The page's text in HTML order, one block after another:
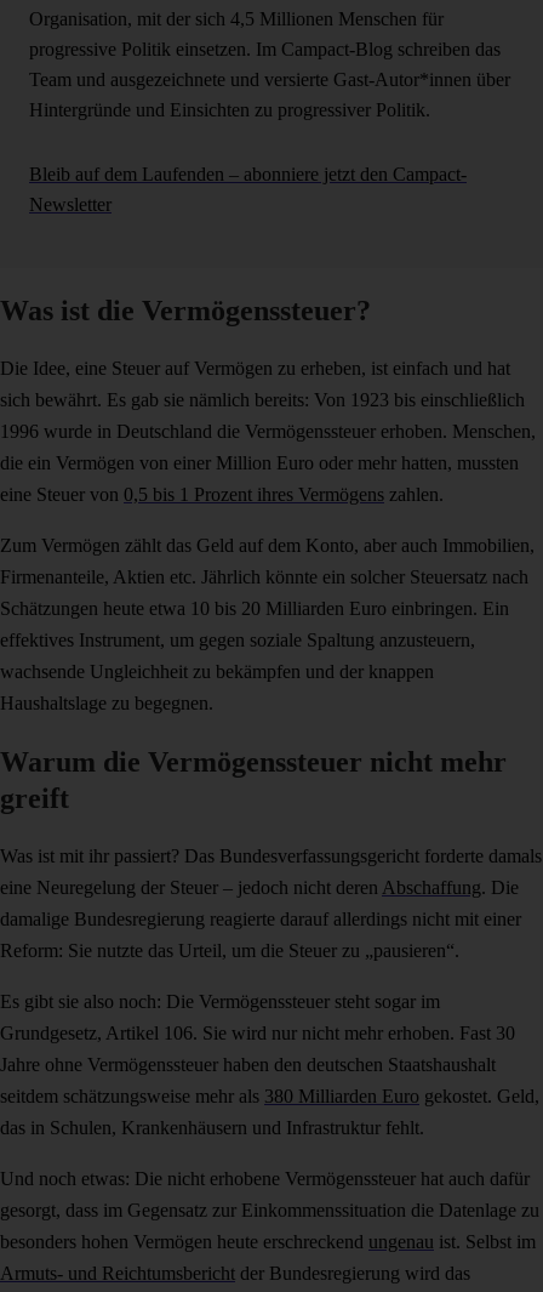
Organisation, mit der sich 4,5 Millionen Menschen für
progressive Politik einsetzen. Im Campact-Blog schreiben das
Team und ausgezeichnete und versierte Gast-Autor*innen über
Hintergründe und Einsichten zu progressiver Politik.
Bleib auf dem Laufenden – abonniere jetzt den Campact-
Newsletter
Was ist die Vermögenssteuer?
Die Idee, eine Steuer auf Vermögen zu erheben, ist einfach und hat
sich bewährt. Es gab sie nämlich bereits: Von 1923 bis einschließlich
1996 wurde in Deutschland die Vermögenssteuer erhoben. Menschen,
die ein Vermögen von einer Million Euro oder mehr hatten, mussten
eine Steuer von 0,5 bis 1 Prozent ihres Vermögens zahlen.
Zum Vermögen zählt das Geld auf dem Konto, aber auch Immobilien,
Firmenanteile, Aktien etc. Jährlich könnte ein solcher Steuersatz nach
Schätzungen heute etwa 10 bis 20 Milliarden Euro einbringen. Ein
effektives Instrument, um gegen soziale Spaltung anzusteuern,
wachsende Ungleichheit zu bekämpfen und der knappen
Haushaltslage zu begegnen.
Warum die Vermögenssteuer nicht mehr
greift
Was ist mit ihr passiert? Das Bundesverfassungsgericht forderte damals
eine Neuregelung der Steuer – jedoch nicht deren Abschaffung. Die
damalige Bundesregierung reagierte darauf allerdings nicht mit einer
Reform: Sie nutzte das Urteil, um die Steuer zu „pausieren“.
Es gibt sie also noch: Die Vermögenssteuer steht sogar im
Grundgesetz, Artikel 106. Sie wird nur nicht mehr erhoben. Fast 30
Jahre ohne Vermögenssteuer haben den deutschen Staatshaushalt
seitdem schätzungsweise mehr als 380 Milliarden Euro gekostet. Geld,
das in Schulen, Krankenhäusern und Infrastruktur fehlt.
Und noch etwas: Die nicht erhobene Vermögenssteuer hat auch dafür
gesorgt, dass im Gegensatz zur Einkommenssituation die Datenlage zu
besonders hohen Vermögen heute erschreckend ungenau ist. Selbst im
Armuts- und Reichtumsbericht der Bundesregierung wird das